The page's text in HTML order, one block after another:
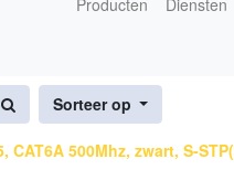
Producten Diensten
Sorteer op
CAT6A 500Mhz, zwart, S-